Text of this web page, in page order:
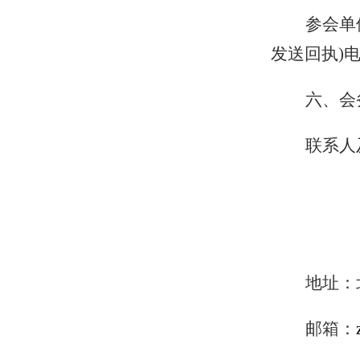
参会
发送回执)
六、 会
联系人
地址
邮箱：